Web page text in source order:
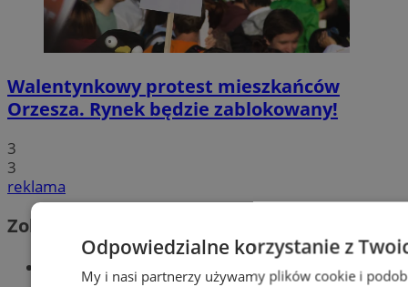
Walentynkowy protest mieszkańców
Orzesza. Rynek będzie zablokowany!
3
3
reklama
Zobacz również
Wiadomości kryminalne w Orzeszu
Odpowiedzialne korzystanie z
My i nasi partnerzy używamy plików cookie i